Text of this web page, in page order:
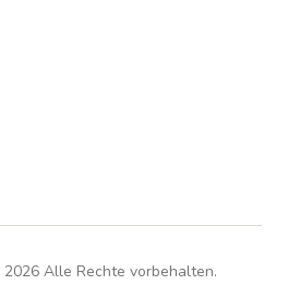
2026Alle Rechte vorbehalten.